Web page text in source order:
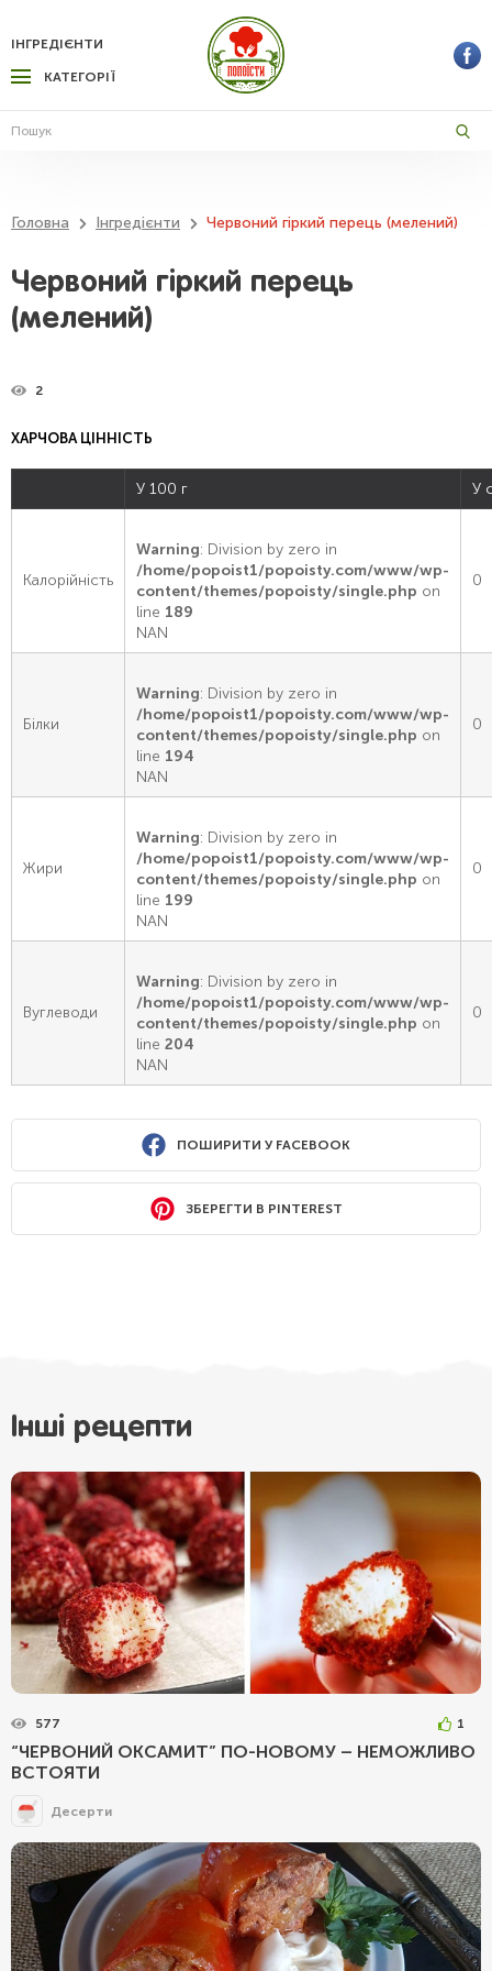
КАТЕГОРІЇ
ІНГРЕДІЄНТИ
Головна Інгредієнти Червоний гіркий перець (мелений)
Червоний гіркий перець
(мелений)
2
ХАРЧОВА ЦІННІСТЬ
У 100 г У
Калорійність
Warning: Division by zero in
/home/popoist1/popoisty.com/www/wp-
content/themes/popoisty/single.php on
line 189
NAN
0
Білки
Warning: Division by zero in
/home/popoist1/popoisty.com/www/wp-
content/themes/popoisty/single.php on
line 194
NAN
0
Жири
Warning: Division by zero in
/home/popoist1/popoisty.com/www/wp-
content/themes/popoisty/single.php on
line 199
NAN
0
Вуглеводи
Warning: Division by zero in
/home/popoist1/popoisty.com/www/wp-
content/themes/popoisty/single.php on
line 204
NAN
0
ПОШИРИТИ У FACEBOOK
ЗБЕРЕГТИ В PINTEREST
Інші рецепти
577 1
“ЧЕРВОНИЙ ОКСАМИТ” ПО-НОВОМУ – НЕМОЖЛИВО
ВСТОЯТИ
Десерти